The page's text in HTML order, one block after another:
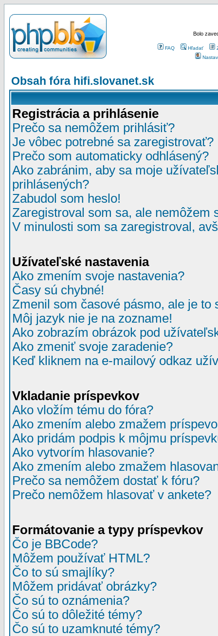
Bolo
FAQ Hľadať
Obsah fóra hifi.slovanet.sk
Registrácia a prihlásenie
Prečo sa nemôžem prihlásiť?
Je vôbec potrebné sa zaregistrovať?
Prečo som automaticky odhlásený?
Ako zabránim, aby sa moje
prihlásených?
Zabudol som heslo!
Zaregistroval som sa, ale nemôžem
V minulosti som sa zaregistroval,
Užívateľské nastavenia
Ako zmením svoje nastavenia?
Časy sú chybné!
Zmenil som časové pásmo, ale je to
Môj jazyk nie je na zozname!
Ako zobrazím obrázok pod
Ako zmeniť svoje zaradenie?
Keď kliknem na e-mailový odkaz
Vkladanie príspevkov
Ako vložím tému do fóra?
Ako zmením alebo zmažem
Ako pridám podpis k môjmu
Ako vytvorím hlasovanie?
Ako zmením alebo zmažem
Prečo sa nemôžem dostať k fóru?
Prečo nemôžem hlasovať v ankete?
Formátovanie a typy príspevkov
Čo je BBCode?
Môžem používať HTML?
Čo to sú smajlíky?
Môžem pridávať obrázky?
Čo sú to oznámenia?
Čo sú to dôležité témy?
Čo sú to uzamknuté témy?